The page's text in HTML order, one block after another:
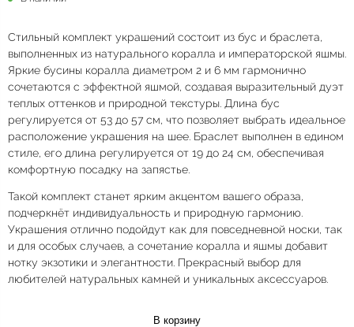
Стильный комплект украшений состоит из бус и браслета,
выполненных из натурального коралла и императорской яшмы.
Яркие бусины коралла диаметром 2 и 6 мм гармонично
сочетаются с эффектной яшмой, создавая выразительный дуэт
теплых оттенков и природной текстуры. Длина бус
регулируется от 53 до 57 см, что позволяет выбрать идеальное
расположение украшения на шее. Браслет выполнен в едином
стиле, его длина регулируется от 19 до 24 см, обеспечивая
комфортную посадку на запястье.
Такой комплект станет ярким акцентом вашего образа,
подчеркнёт индивидуальность и природную гармонию.
Украшения отлично подойдут как для повседневной носки, так
и для особых случаев, а сочетание коралла и яшмы добавит
нотку экзотики и элегантности. Прекрасный выбор для
любителей натуральных камней и уникальных аксессуаров.
В корзину